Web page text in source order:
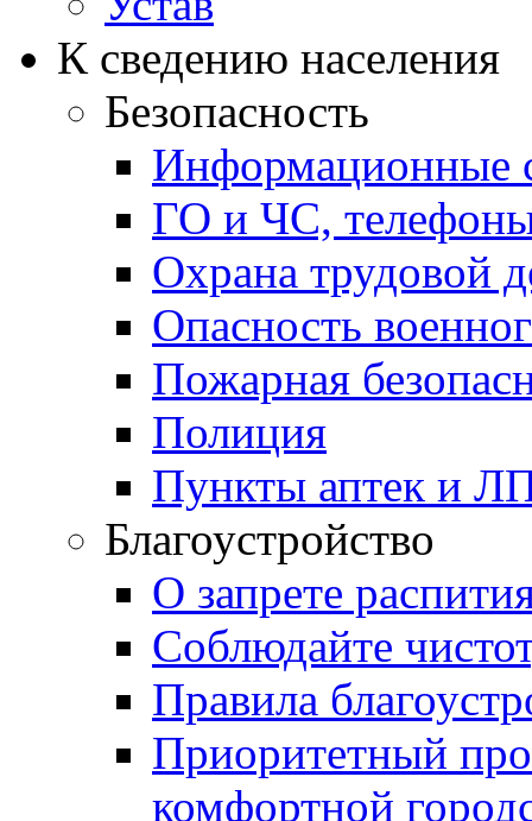
К сведению населения
Безопасность
Информационные
ГО и ЧС,
Охрана трудовой
Опасность
Пожарная
Полиция
Пункты аптек и
Благоустройство
О запрете
Соблюдайте
Правила
Приоритетный
комфортной